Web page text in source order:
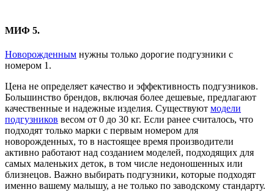
МИФ 5.
Новорожденным нужны только дорогие подгузники с
номером 1.
Цена не определяет качество и эффективность подгузников.
Большинство брендов, включая более дешевые, предлагают
качественные и надежные изделия. Существуют модели
подгузников весом от 0 до 30 кг. Если ранее считалось, что
подходят только марки с первым номером для
новорожденных, то в настоящее время производители
активно работают над созданием моделей, подходящих для
самых маленьких деток, в том числе недоношенных или
близнецов. Важно выбирать подгузники, которые подходят
именно вашему малышу, а не только по заводскому стандарту.